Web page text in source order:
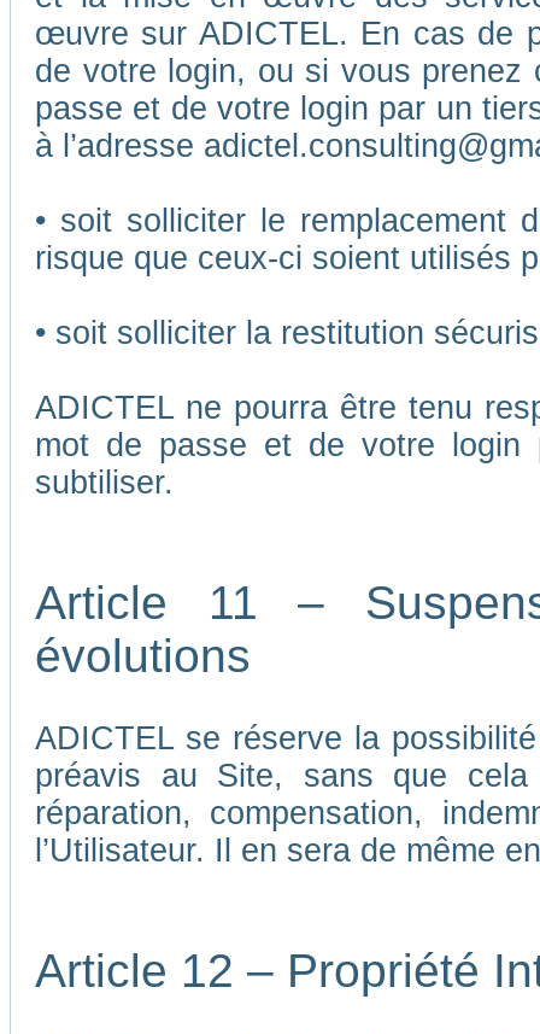
œuvre sur ADICTEL. En cas de
de votre login, ou si vous prenez
passe et de votre login par un
à l’adresse
• soit solliciter le
risque que ceux-ci soient utilisés
• soit solliciter la restitution
ADICTEL ne pourra être tenu
mot de passe et de votre
subtiliser.
Article 11 –
évolutions
ADICTEL se réserve la
préavis au Site, sans que
réparation, compensation,
l’Utilisateur. Il en sera de même
Article 12 – Propriété